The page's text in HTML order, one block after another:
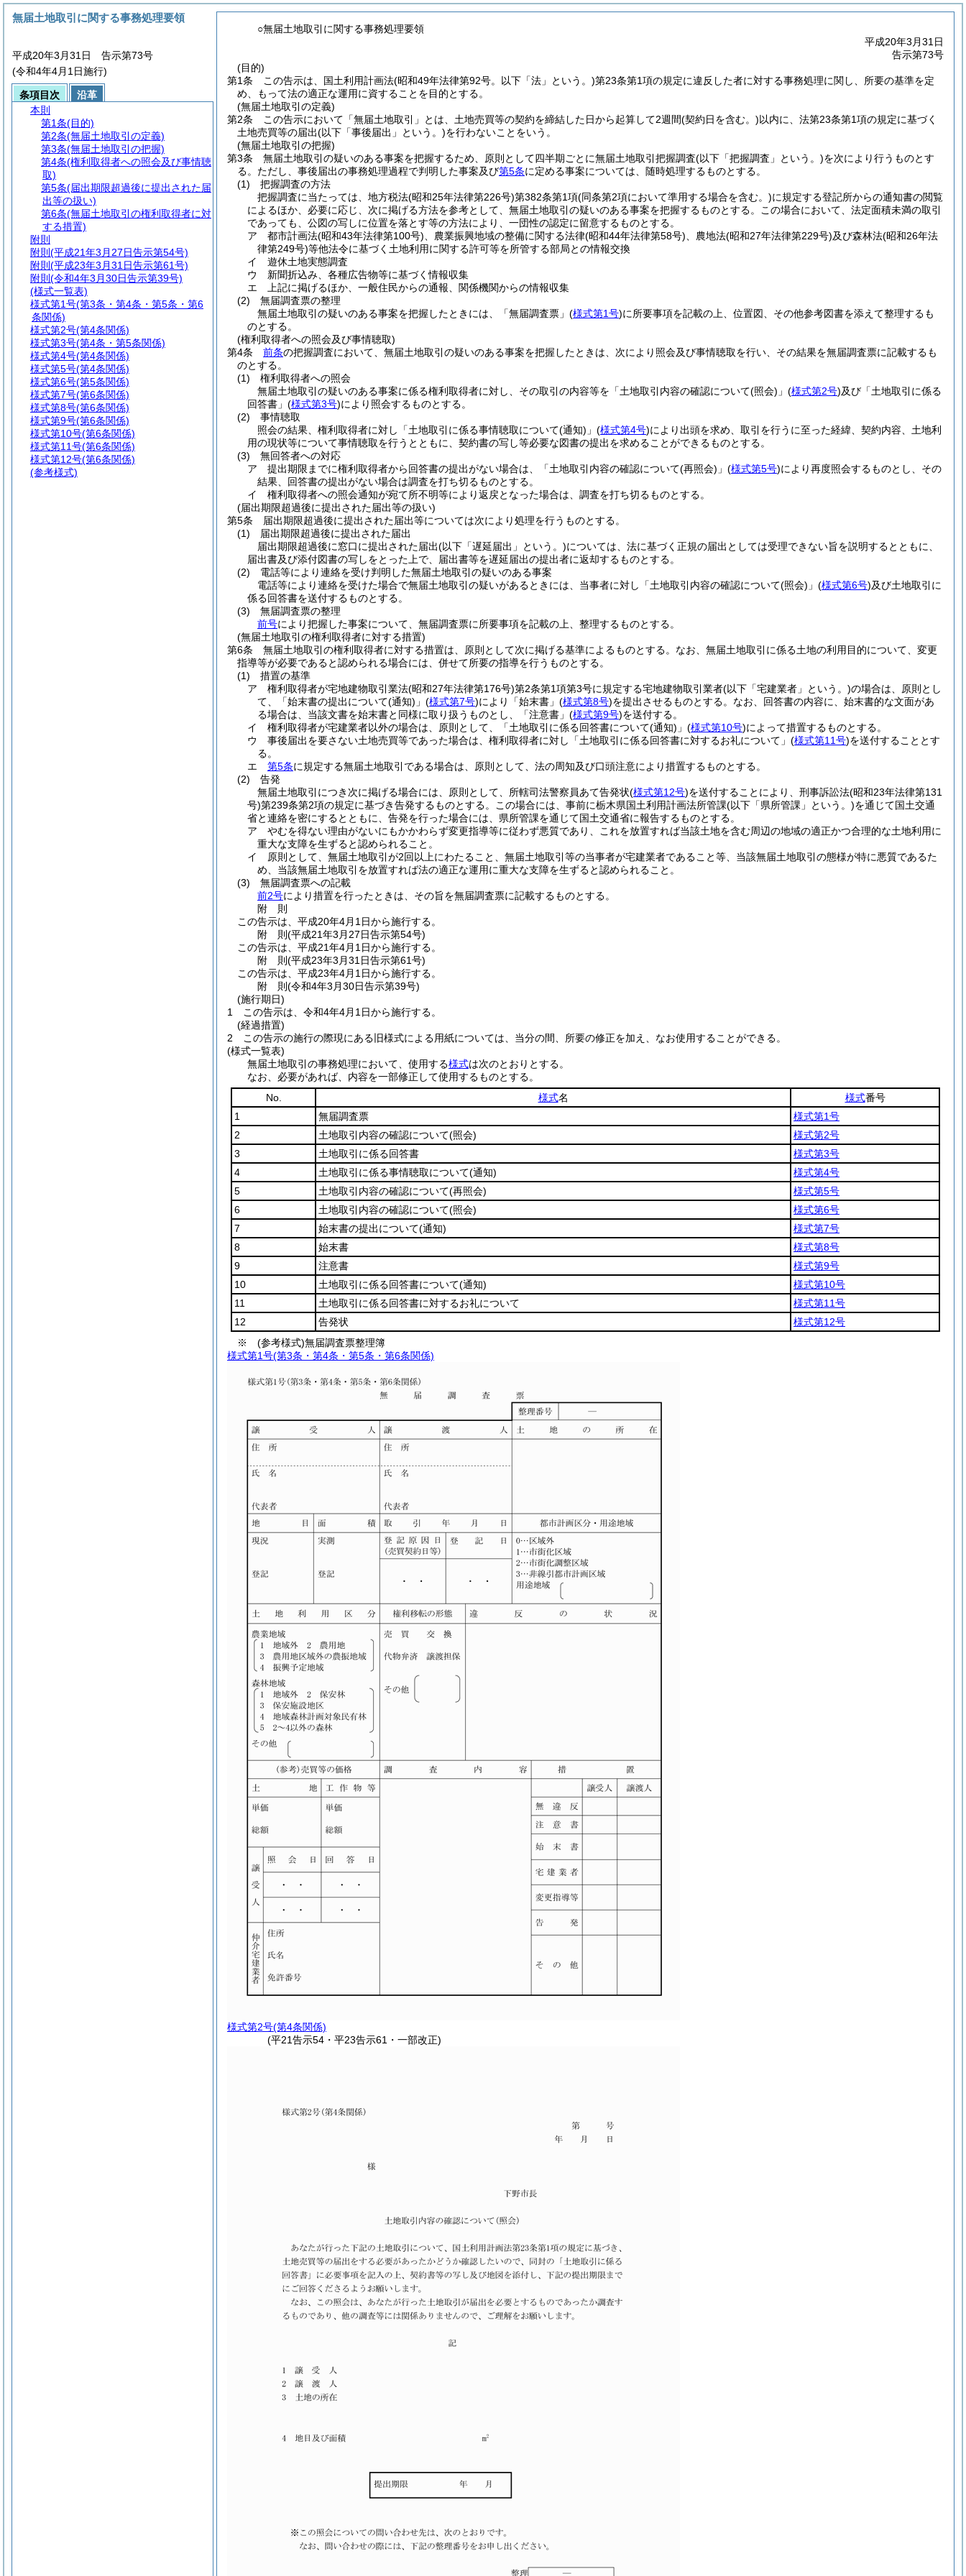
○無届土地取引に関する事務処理要領
平成20年3月31日
告示第73号
(目的)
第1条
この告示は、国土利用計画法(昭和49年法律第92号。以下「法」という。)第23条第1項の規定に違反した者に対する事務処理に関し、所要の基準を定
め、もって法の適正な運用に資することを目的とする。
(無届土地取引の定義)
第2条
この告示において「無届土地取引」とは、土地売買等の契約を締結した日から起算して2週間(契約日を含む。)以内に、法第23条第1項の規定に基づく
土地売買等の届出(以下「事後届出」という。)を行わないことをいう。
(無届土地取引の把握)
第3条
無届土地取引の疑いのある事案を把握するため、原則として四半期ごとに無届土地取引把握調査(以下「把握調査」という。)を次により行うものとす
る。 ただし、事後届出の事務処理過程で判明した事案及び第5条に定める事案については、随時処理するものとする。
(1)
把握調査の方法
把握調査に当たっては、地方税法(昭和25年法律第226号)第382条第1項(同条第2項において準用する場合を含む。)に規定する登記所からの通知書の閲覧
によるほか、必要に応じ、次に掲げる方法を参考として、無届土地取引の疑いのある事案を把握するものとする。この場合において、法定面積未満の取引
であっても、公図の写しに位置を落とす等の方法により、一団性の認定に留意するものとする。
ア
都市計画法(昭和43年法律第100号) 、農業振興地域の整備に関する法律(昭和44年法律第58号) 、農地法(昭和27年法律第229号)及び森林法(昭和26年法
律第249号)等他法令に基づく土地利用に関する許可等を所管する部局との情報交換
イ
遊休土地実態調査
ウ
新聞折込み、各種広告物等に基づく情報収集
エ
上記に掲げるほか、一般住民からの通報、関係機関からの情報収集
(2)
無届調査票の整理
無届土地取引の疑いのある事案を把握したときには、「無届調査票」 (様式第1号)に所要事項を記載の上、位置図、その他参考図書を添えて整理するも
のとする。
(権利取得者への照会及び事情聴取)
第4条
前条の把握調査において、無届土地取引の疑いのある事案を把握したときは、次により照会及び事情聴取を行い、その結果を無届調査票に記載するも
のとする。
(1)
権利取得者への照会
無届土地取引の疑いのある事案に係る権利取得者に対し、その取引の内容等を「土地取引内容の確認について(照会) 」 (様式第2号)及び「土地取引に係る
回答書」 (様式第3号)により照会するものとする。
(2)
事情聴取
照会の結果、権利取得者に対し「土地取引に係る事情聴取について(通知) 」 (様式第4号)により出頭を求め、取引を行うに至った経緯、契約内容、土地利
用の現状等について事情聴取を行うとともに、契約書の写し等必要な図書の提出を求めることができるものとする。
(3)
無回答者への対応
ア
提出期限までに権利取得者から回答書の提出がない場合は、「土地取引内容の確認について(再照会) 」 (様式第5号)により再度照会するものとし、その
結果、回答書の提出がない場合は調査を打ち切るものとする。
イ
権利取得者への照会通知が宛て所不明等により返戻となった場合は、調査を打ち切るものとする。
(届出期限超過後に提出された届出等の扱い)
第5条
届出期限超過後に提出された届出等については次により処理を行うものとする。
(1)
届出期限超過後に提出された届出
届出期限超過後に窓口に提出された届出(以下「遅延届出」という。)については、法に基づく正規の届出としては受理できない旨を説明するとともに、
届出書及び添付図書の写しをとった上で、届出書等を遅延届出の提出者に返却するものとする。
(2)
電話等により連絡を受け判明した無届土地取引の疑いのある事案
電話等により連絡を受けた場合で無届土地取引の疑いがあるときには、当事者に対し「土地取引内容の確認について(照会) 」 (様式第6号)及び土地取引に
係る回答書を送付するものとする。
(3)
無届調査票の整理
前号により把握した事案について、無届調査票に所要事項を記載の上、整理するものとする。
(無届土地取引の権利取得者に対する措置)
第6条
無届土地取引の権利取得者に対する措置は、原則として次に掲げる基準によるものとする。 なお、無届土地取引に係る土地の利用目的について、変更
指導等が必要であると認められる場合には、併せて所要の指導を行うものとする。
(1)
措置の基準
ア
権利取得者が宅地建物取引業法(昭和27年法律第176号)第2条第1項第3号に規定する宅地建物取引業者(以下「宅建業者」という。)の場合は、原則とし
て、「始末書の提出について(通知) 」 (様式第7号)により「始末書」 (様式第8号)を提出させるものとする。 なお、回答書の内容に、始末書的な文面があ
る場合は、当該文書を始末書と同様に取り扱うものとし、「注意書」 (様式第9号)を送付する。
イ
権利取得者が宅建業者以外の場合は、原則として、「土地取引に係る回答書について(通知) 」 (様式第10号)によって措置するものとする。
ウ
事後届出を要さない土地売買等であった場合は、権利取得者に対し「土地取引に係る回答書に対するお礼について」 (様式第11号)を送付することとす
る。
エ
第5条に規定する無届土地取引である場合は、原則として、法の周知及び口頭注意により措置するものとする。
(2)
告発
無届土地取引につき次に掲げる場合には、原則として、所轄司法警察員あて告発状(様式第12号)を送付することにより、刑事訴訟法(昭和23年法律第131
号)第239条第2項の規定に基づき告発するものとする。この場合には、事前に栃木県国土利用計画法所管課(以下「県所管課」という。)を通じて国土交通
省と連絡を密にするとともに、告発を行った場合には、県所管課を通じて国土交通省に報告するものとする。
ア
やむを得ない理由がないにもかかわらず変更指導等に従わず悪質であり、これを放置すれば当該土地を含む周辺の地域の適正かつ合理的な土地利用に
重大な支障を生ずると認められること。
イ
原則として、無届土地取引が2回以上にわたること、無届土地取引等の当事者が宅建業者であること等、当該無届土地取引の態様が特に悪質であるた
め、当該無届土地取引を放置すれば法の適正な運用に重大な支障を生ずると認められること。
(3)
無届調査票への記載
前2号により措置を行ったときは、その旨を無届調査票に記載するものとする。
附 則
この告示は、平成20年4月1日から施行する。
附 則(平成21年3月27日告示第54号)
この告示は、平成21年4月1日から施行する。
附 則(平成23年3月31日告示第61号)
この告示は、平成23年4月1日から施行する。
附 則(令和4年3月30日告示第39号)
(施行期日)
1
この告示は、令和4年4月1日から施行する。
(経過措置)
2
この告示の施行の際現にある旧様式による用紙については、当分の間、所要の修正を加え、なお使用することができる。
(様式一覧表)
無届土地取引の事務処理において、使用する様式は次のとおりとする。
なお、必要があれば、内容を一部修正して使用するものとする。
No.
様式名 様式番号
1
無届調査票
様式第1号
2
土地取引内容の確認について(照会)
様式第2号
3
土地取引に係る回答書
様式第3号
4
土地取引に係る事情聴取について(通知)
様式第4号
5
土地取引内容の確認について(再照会)
様式第5号
6
土地取引内容の確認について(照会)
様式第6号
7
始末書の提出について(通知)
様式第7号
8
始末書
様式第8号
9
注意書
様式第9号
10
土地取引に係る回答書について(通知)
様式第10号
11
土地取引に係る回答書に対するお礼について
様式第11号
12
告発状
様式第12号
※ (参考様式)無届調査票整理簿
様式第1号(第3条・第4条・第5条・第6条関係)
様式第2号(第4条関係)
(平21告示54・平23告示61・一部改正)
無届土地取引に関する事務処理要領
平成20年3月31日 告示第73号
(令和4年4月1日施行)
条項目次
沿革
本則
第1条(目的)
第2条(無届土地取引の定義)
第3条(無届土地取引の把握)
第4条(権利取得者への照会及び事情聴
取)
第5条(届出期限超過後に提出された届
出等の扱い)
第6条(無届土地取引の権利取得者に対
する措置)
附則
附則 (平成21年3月27日告示第54号)
附則 (平成23年3月31日告示第61号)
附則 (令和4年3月30日告示第39号)
(様式一覧表)
様式第1号(第3条・第4条・第5条・第6
条関係)
様式第2号(第4条関係)
様式第3号(第4条・第5条関係)
様式第4号(第4条関係)
様式第5号(第4条関係)
様式第6号(第5条関係)
様式第7号(第6条関係)
様式第8号(第6条関係)
様式第9号(第6条関係)
様式第10号(第6条関係)
様式第11号(第6条関係)
様式第12号(第6条関係)
(参考様式)